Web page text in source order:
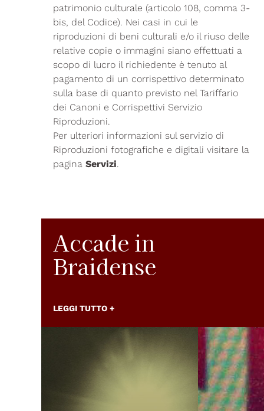
patrimonio culturale (articolo 108, comma 3-
bis, del Codice). Nei casi in cui le
riproduzioni di beni culturali e/o il riuso delle
relative copie o immagini siano effettuati a
scopo di lucro il richiedente è tenuto al
pagamento di un corrispettivo determinato
sulla base di quanto previsto nel Tariffario
dei Canoni e Corrispettivi Servizio
Riproduzioni.
Per ulteriori informazioni sul servizio di
Riproduzioni fotografiche e digitali visitare la
pagina Servizi.
Accade in
Braidense
LEGGI TUTTO +